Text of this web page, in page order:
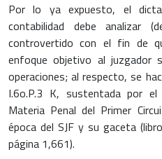
Por lo ya expuesto, el
contabilidad debe analizar
controvertido con el fin de
enfoque objetivo al juzgador
operaciones; al respecto, se
I.6o.P.3 K, sustentada por
Materia Penal del Primer
época del SJF y su gaceta
página 1,661).